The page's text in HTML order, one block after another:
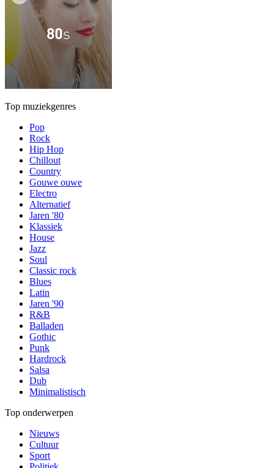
Top muziekgenres
Pop
Rock
Hip Hop
Chillout
Country
Gouwe ouwe
Electro
Alternatief
Jaren '80
Klassiek
House
Jazz
Soul
Classic rock
Blues
Latin
Jaren '90
R&B
Balladen
Gothic
Punk
Hardrock
Salsa
Dub
Minimalistisch
Top onderwerpen
Nieuws
Cultuur
Sport